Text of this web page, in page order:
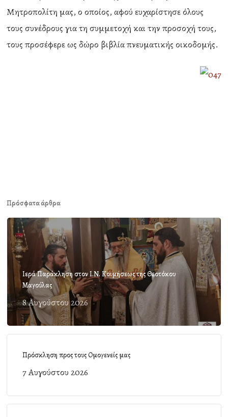
Μητροπολίτη μας, ο οποίος, αφού ευχαρίστησε όλους
τους συνέδρους για τη συμμετοχή και την προσοχή τους,
τους προσέφερε ως δώρο βιβλία πνευματικής οικοδομής.
Πρόσφατα άρθρα
Ιερά Παράκληση στον Ι.Ν. Κοιμήσεως της Θεοτόκου
Μαγούλας
8 Αυγούστου 2026
Πρόσκληση προς τους Ομογενείς μας
7 Αυγούστου 2026